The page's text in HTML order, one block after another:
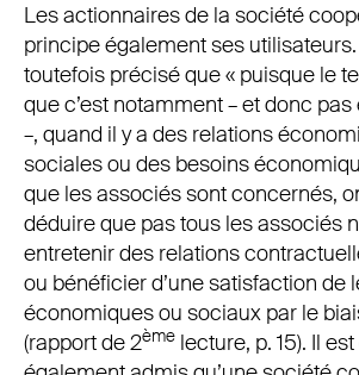
Les actionnaires de la société
principe également ses
toutefois précisé que « puisque le
que c’est notamment – et donc
–, quand il y a des relations
sociales ou des besoins
que les associés sont concernés,
déduire que pas tous les associés
entretenir des relations
ou bénéficier d’une satisfaction de
économiques ou sociaux par le
(rapport de 2ème lecture, p. 15). Il